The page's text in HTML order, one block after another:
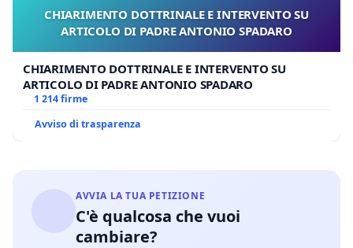
CHIARIMENTO DOTTRINALE E INTERVENTO SU
ARTICOLO DI PADRE ANTONIO SPADARO
CHIARIMENTO DOTTRINALE E INTERVENTO SU
ARTICOLO DI PADRE ANTONIO SPADARO
1 214 firme
Avviso di trasparenza
AVVIA LA TUA PETIZIONE
C'è qualcosa che vuoi
cambiare?